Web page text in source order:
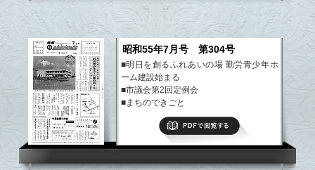
昭和55年7月号 第304号
■明日を創るふれあいの場 勤労青少年ホ
ーム建設始まる
■市議会第2回定例会
■まちのできごと
■市史編さんだより
■期待される新しいエネルギー開発